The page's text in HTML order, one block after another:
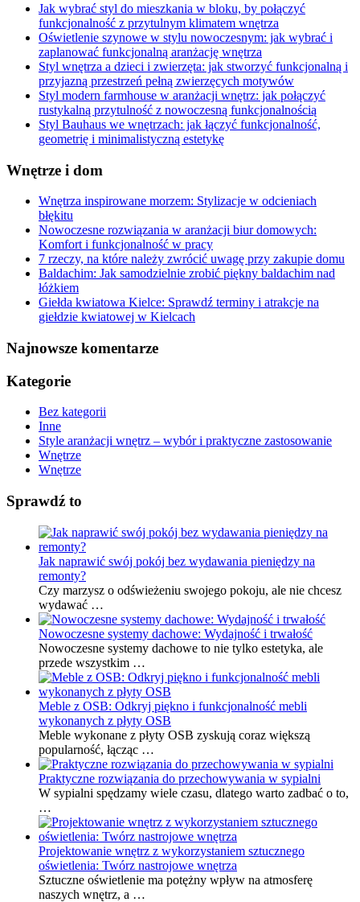
Jak wybrać styl do mieszkania w bloku, by połączyć
funkcjonalność z przytulnym klimatem wnętrza
Oświetlenie szynowe w stylu nowoczesnym: jak wybrać i
zaplanować funkcjonalną aranżację wnętrza
Styl wnętrza a dzieci i zwierzęta: jak stworzyć funkcjonalną i
przyjazną przestrzeń pełną zwierzęcych motywów
Styl modern farmhouse w aranżacji wnętrz: jak połączyć
rustykalną przytulność z nowoczesną funkcjonalnością
Styl Bauhaus we wnętrzach: jak łączyć funkcjonalność,
geometrię i minimalistyczną estetykę
Wnętrze i dom
Wnętrza inspirowane morzem: Stylizacje w odcieniach
błękitu
Nowoczesne rozwiązania w aranżacji biur domowych:
Komfort i funkcjonalność w pracy
7 rzeczy, na które należy zwrócić uwagę przy zakupie domu
Baldachim: Jak samodzielnie zrobić piękny baldachim nad
łóżkiem
Giełda kwiatowa Kielce: Sprawdź terminy i atrakcje na
giełdzie kwiatowej w Kielcach
Najnowsze komentarze
Kategorie
Bez kategorii
Inne
Style aranżacji wnętrz – wybór i praktyczne zastosowanie
Wnętrze
Wnętrze
Sprawdź to
Jak naprawić swój pokój bez wydawania pieniędzy na
remonty?
Czy marzysz o odświeżeniu swojego pokoju, ale nie chcesz
wydawać …
Nowoczesne systemy dachowe: Wydajność i trwałość
Nowoczesne systemy dachowe to nie tylko estetyka, ale
przede wszystkim …
Meble z OSB: Odkryj piękno i funkcjonalność mebli
wykonanych z płyty OSB
Meble wykonane z płyty OSB zyskują coraz większą
popularność, łącząc …
Praktyczne rozwiązania do przechowywania w sypialni
W sypialni spędzamy wiele czasu, dlatego warto zadbać o to,
…
Projektowanie wnętrz z wykorzystaniem sztucznego
oświetlenia: Twórz nastrojowe wnętrza
Sztuczne oświetlenie ma potężny wpływ na atmosferę
naszych wnętrz, a …